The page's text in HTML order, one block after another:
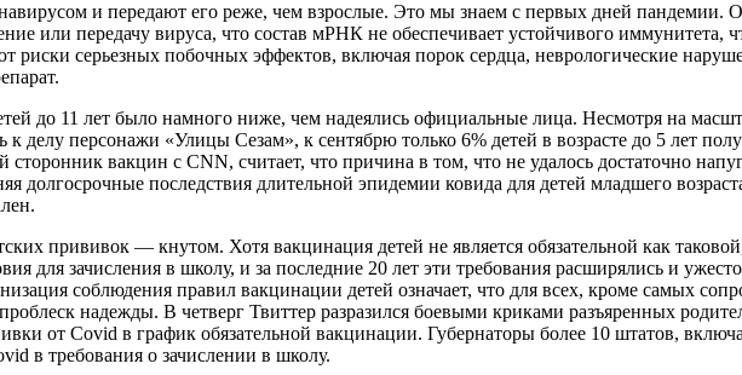
и передают его реже, чем взрослые. Это мы знаем с первых дней пандемии.
или передачу вируса, что состав мРНК не обеспечивает устойчивого иммунитета,
риски серьезных побочных эффектов, включая порок сердца, неврологические
до 11 лет было намного ниже, чем надеялись официальные лица. Несмотря на
делу персонажи «Улицы Сезам», к сентябрю только 6% детей в возрасте до 5 лет
вакцин c CNN, считает, что причина в том, что не удалось достаточно
долгосрочные последствия длительной эпидемии ковида для детей младшего
прививок — кнутом. Хотя вакцинация детей не является обязательной как
для зачисления в школу, и за последние 20 лет эти требования расширялись и
соблюдения правил вакцинации детей означает, что для всех, кроме самых
надежды. В четверг Твиттер разразился боевыми криками разъяренных
от Covid в график обязательной вакцинации. Губернаторы более 10 штатов,
в требования о зачислении в школу.